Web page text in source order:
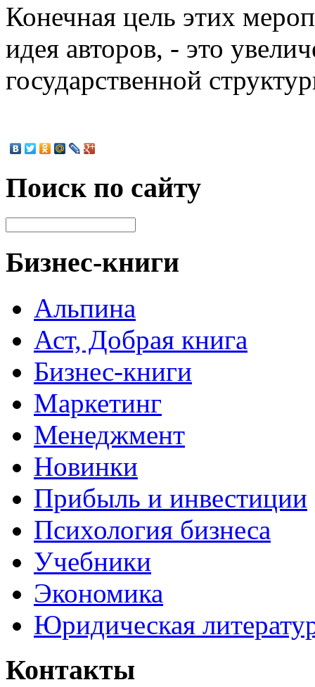
Конечная цель этих
идея авторов, - это
государственной
Поиск по сайту
Бизнес-книги
Альпина
Аст, Добрая книга
Бизнес-книги
Маркетинг
Менеджмент
Новинки
Прибыль и инвестиции
Психология бизнеса
Учебники
Экономика
Юридическая
Контакты